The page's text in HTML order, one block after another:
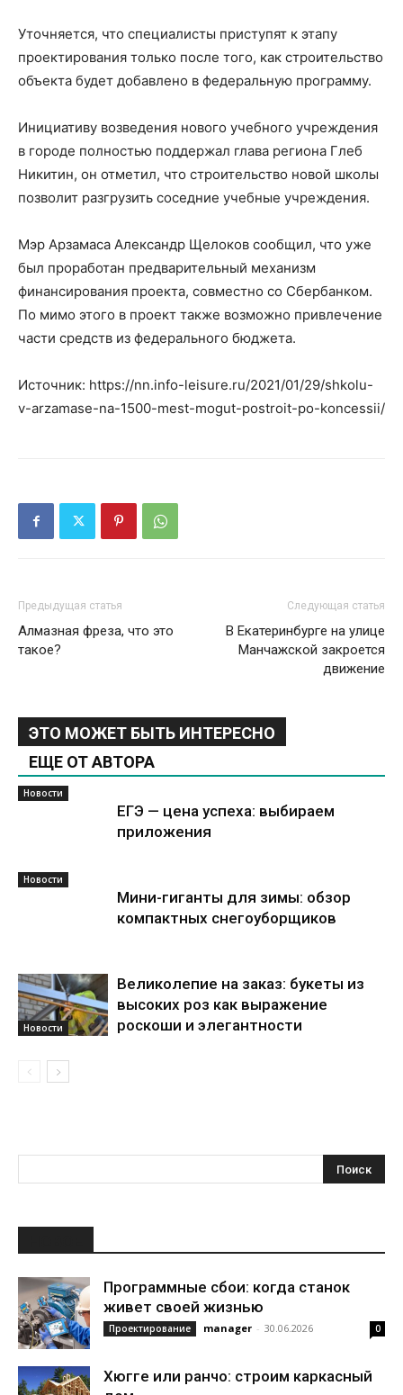
Уточняется, что специалисты приступят к этапу
проектирования только после того, как строительство
объекта будет добавлено в федеральную программу.
Инициативу возведения нового учебного учреждения
в городе полностью поддержал глава региона Глеб
Никитин, он отметил, что строительство новой школы
позволит разгрузить соседние учебные учреждения.
Мэр Арзамаса Александр Щелоков сообщил, что уже
был проработан предварительный механизм
финансирования проекта, совместно со Сбербанком.
По мимо этого в проект также возможно привлечение
части средств из федерального бюджета.
Источник: https://nn.info-leisure.ru/2021/01/29/shkolu-
v-arzamase-na-1500-mest-mogut-postroit-po-koncessii/
Предыдущая статья
Алмазная фреза, что это
такое?
Следующая статья
В Екатеринбурге на улице
Манчажской закроется
движение
ЭТО МОЖЕТ БЫТЬ ИНТЕРЕСНО
ЕЩЕ ОТ АВТОРА
Новости
ЕГЭ — цена успеха: выбираем
приложения
Новости
Мини-гиганты для зимы: обзор
компактных снегоуборщиков
Новости
Великолепие на заказ: букеты из
высоких роз как выражение
роскоши и элегантности
Программные сбои: когда станок
живет своей жизнью
Проектирование manager - 30.06.2026 0
Хюгге или ранчо: строим каркасный